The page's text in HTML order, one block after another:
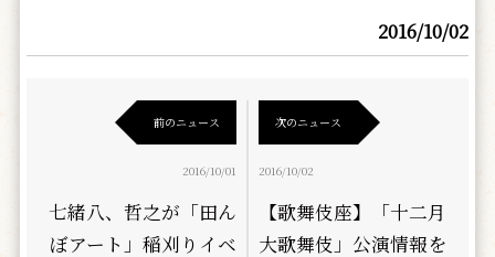
2016/10/02
前のニュース
2016/10/01
七緒八、哲之が「田ん
ぼアート」稲刈りイベ
次のニュース
2016/10/02
【歌舞伎座】「十二月
大歌舞伎」公演情報を